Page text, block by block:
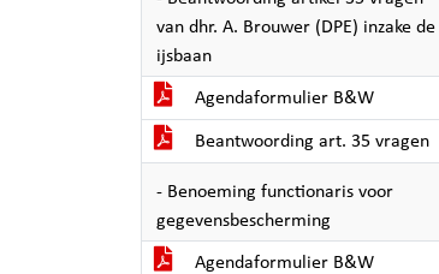
van dhr. A. Brouwer (DPE) inzake de
ijsbaan
Agendaformulier B&W
Beantwoording art. 35 vragen
- Benoeming functionaris voor
gegevensbescherming
Agendaformulier B&W